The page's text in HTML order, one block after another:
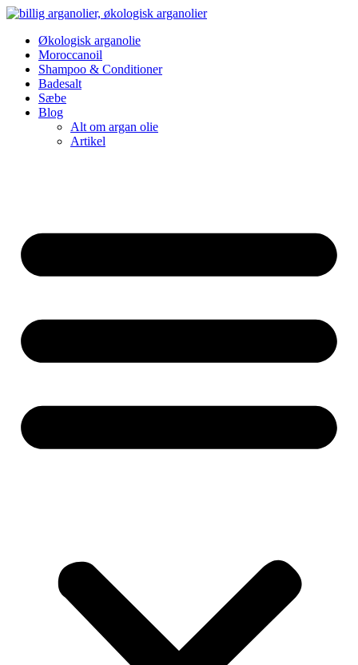
Videre
indholdØkologisk arganolie
Moroccanoil
Shampoo & Conditioner
Badesalt
Sæbe
Blog
Alt om argan olie
Artikel